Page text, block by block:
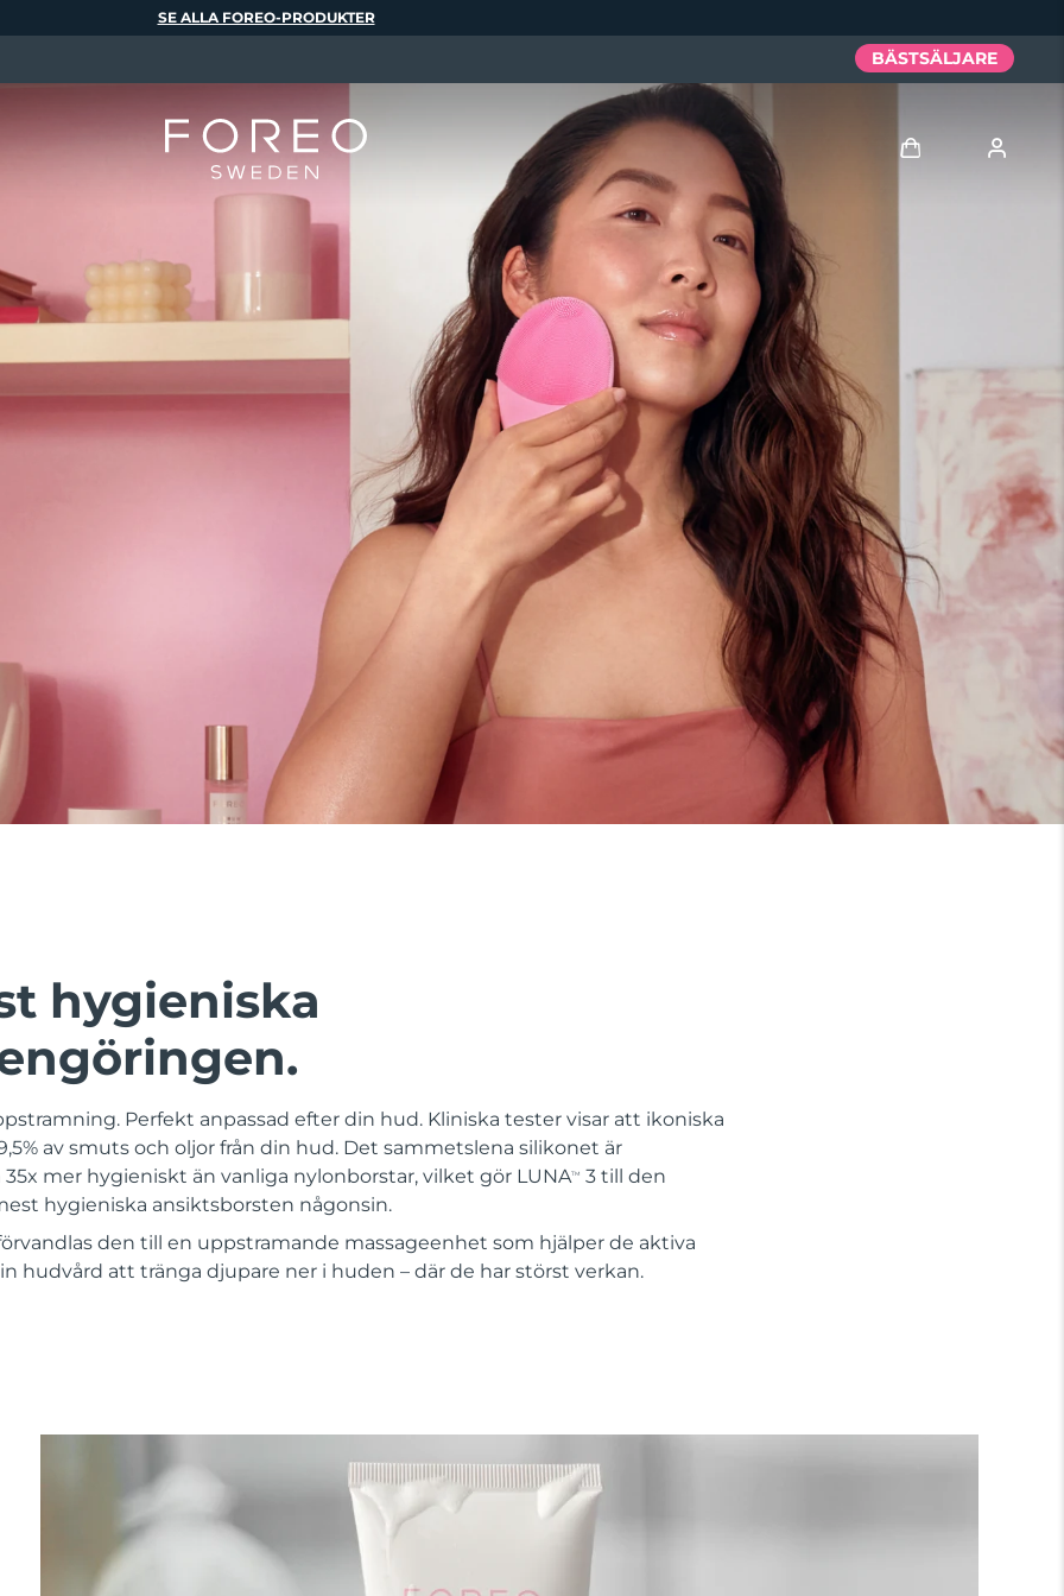
hygieniska
Perfekt anpassad efter din hud. Kliniska tester visar att ikoniska
av smuts och oljor från din hud. Det sammetslena silikonet är
mer hygieniskt än vanliga nylonborstar, vilket gör LUNATM
3 till den
hygieniska ansiktsborsten någonsin.
den till en uppstramande massageenhet som hjälper de aktiva
hudvård att tränga djupare ner i huden – där de har störst verkan.
SE ALLA FOREO-PRODUKTER
BÄSTSÄLJARE
Mina beställningar
Mina adresser
Mina prenumerationer